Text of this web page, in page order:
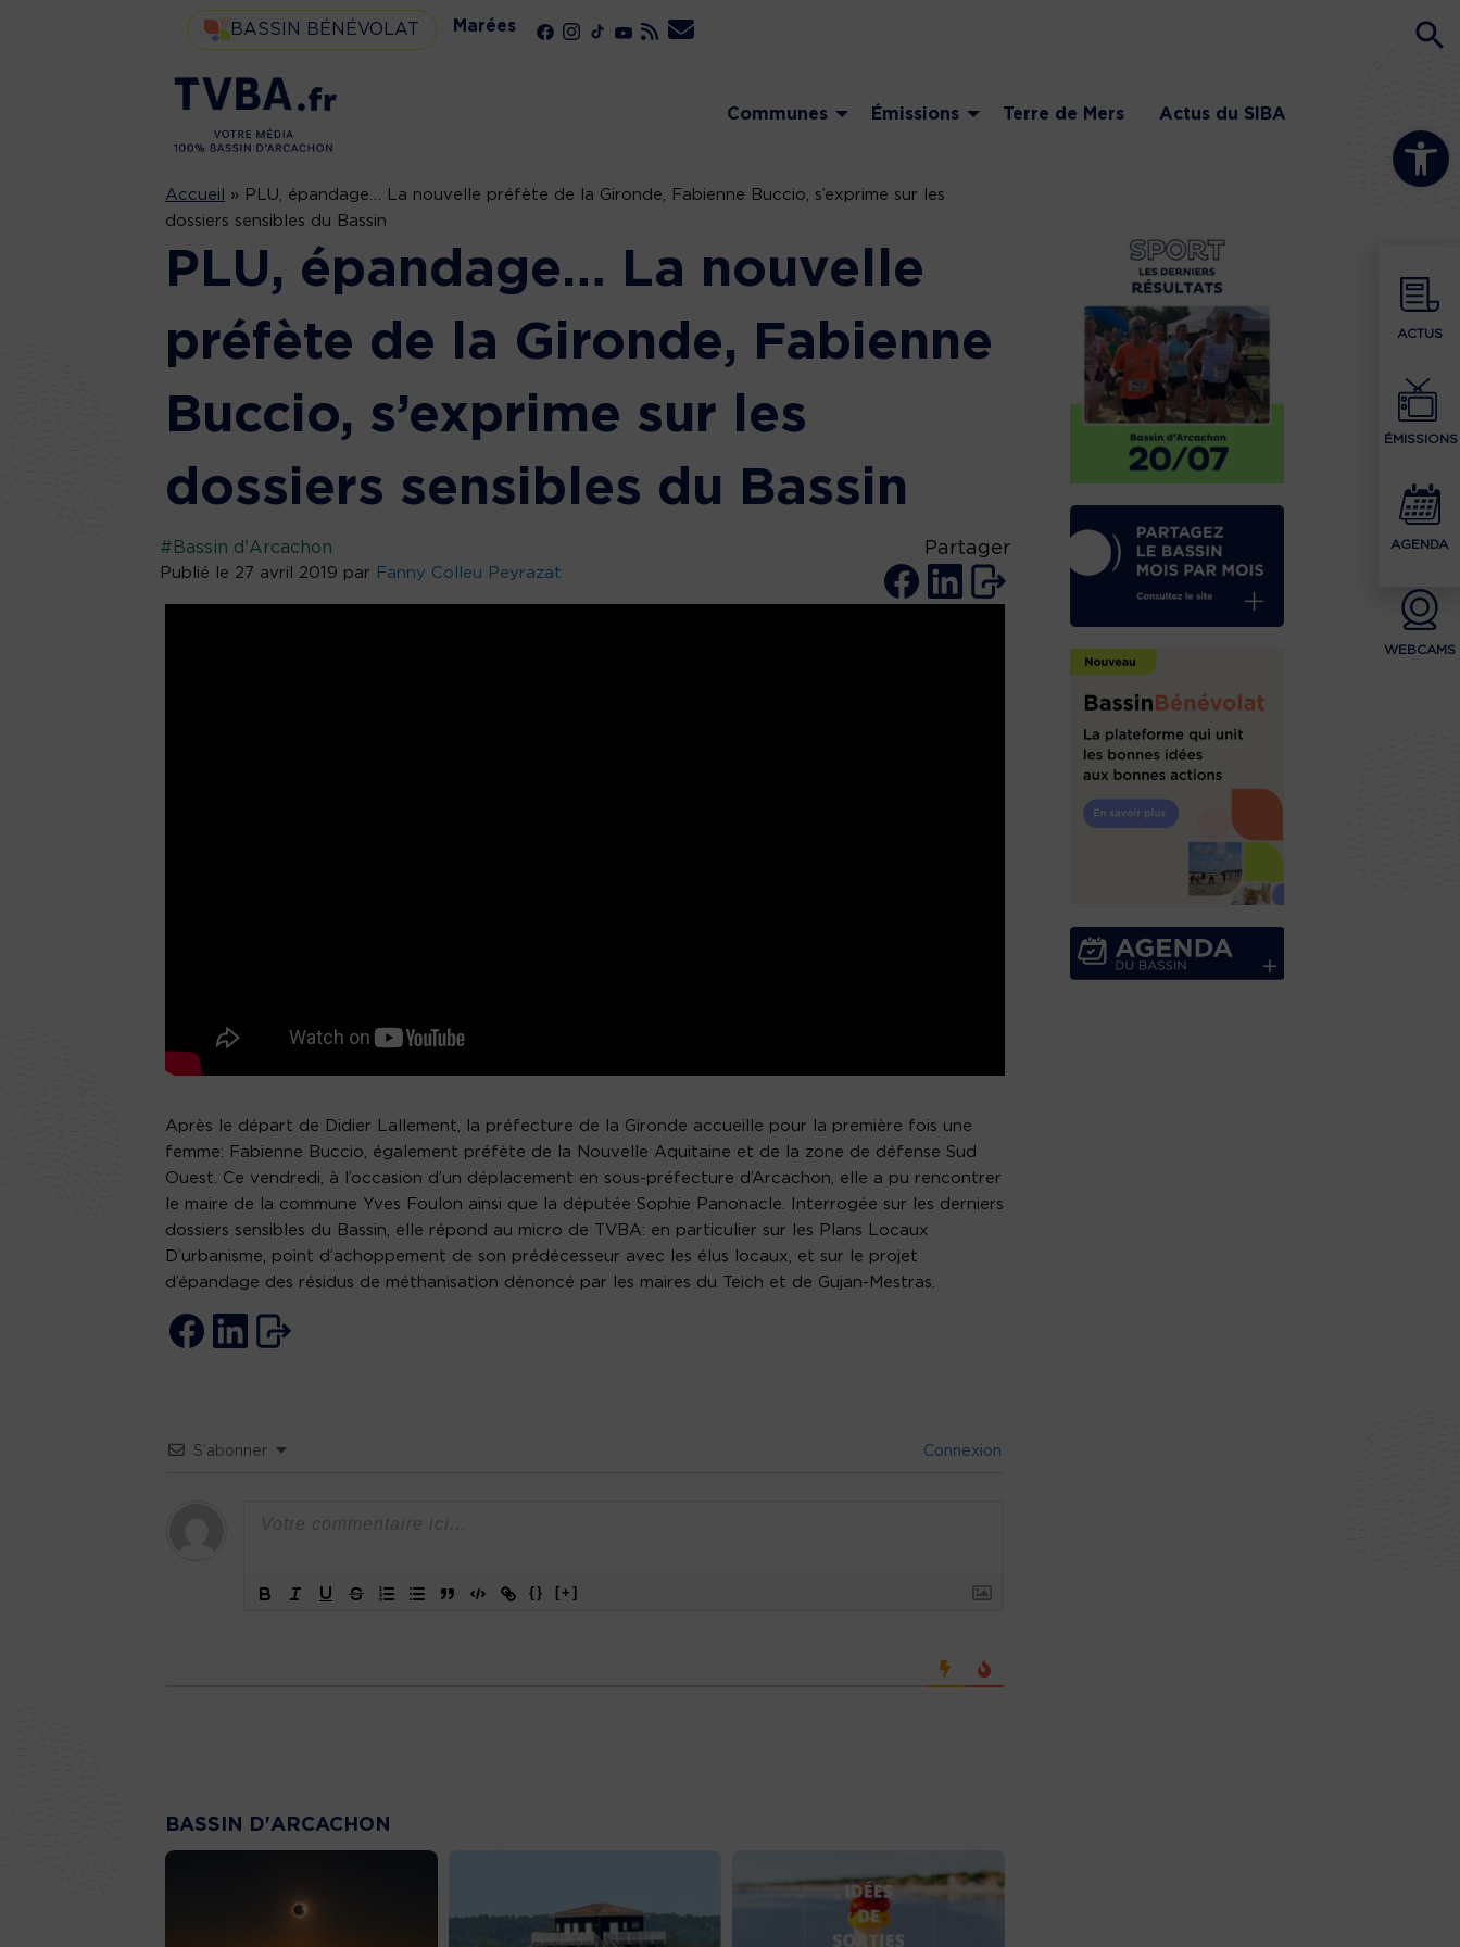
Ouvrir la
ACTUS
ÉMISSIONS
AGENDA
WEBCAMS
BASSIN BÉNÉVOLAT Marées
Communes Émissions Terre de Mers Actus du SIBA
Accueil » PLU, épandage… La nouvelle préfète de la Gironde, Fabienne Buccio, s’exprime sur les
dossiers sensibles du Bassin
PLU, épandage… La nouvelle
préfète de la Gironde, Fabienne
Buccio, s’exprime sur les
dossiers sensibles du Bassin
#Bassin d'Arcachon
Publié le 27 avril 2019 par Fanny Colleu Peyrazat
Partager
Après le départ de Didier Lallement, la préfecture de la Gironde accueille pour la première fois une
femme: Fabienne Buccio, également préfète de la Nouvelle Aquitaine et de la zone de défense Sud
Ouest. Ce vendredi, à l’occasion d’un déplacement en sous-préfecture d’Arcachon, elle a pu rencontrer
le maire de la commune Yves Foulon ainsi que la députée Sophie Panonacle. Interrogée sur les derniers
dossiers sensibles du Bassin, elle répond au micro de TVBA: en particulier sur les Plans Locaux
D’urbanisme, point d’achoppement de son prédécesseur avec les élus locaux, et sur le projet
d’épandage des résidus de méthanisation dénoncé par les maires du Teich et de Gujan-Mestras.
S’abonner Connexion
{} [+]
BASSIN D'ARCACHON